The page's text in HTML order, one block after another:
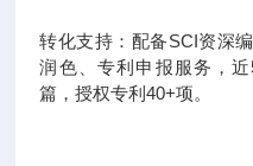
转化支持：配备SCI资深
润色、专利申报服务，
篇，授权专利40+项。